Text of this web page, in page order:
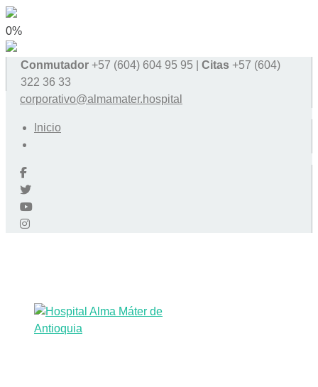
0%
Conmutador +57 (604) 604 95 95 | Citas +57 (604)
322 36 33
corporativo@almamater.hospital
Inicio